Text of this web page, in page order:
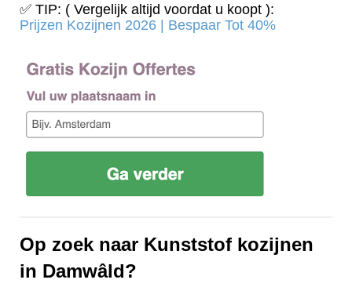
✅ TIP: ( Vergelijk altijd voordat u koopt ):
Prijzen Kozijnen 2026 | Bespaar Tot 40%‎
Op zoek naar Kunststof kozijnen
in Damwâld?